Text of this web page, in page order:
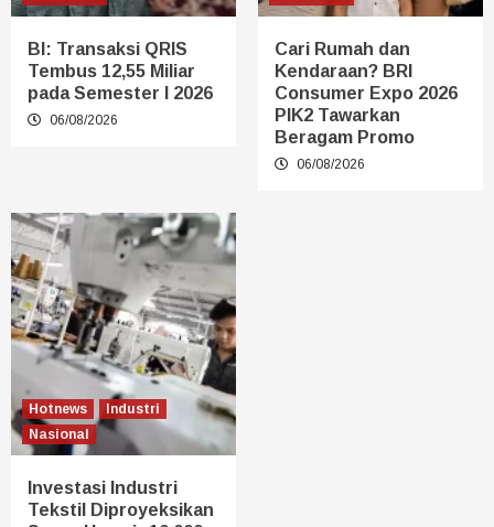
BI: Transaksi QRIS
Tembus 12,55 Miliar
pada Semester I 2026
06/08/2026
Cari Rumah dan
Kendaraan? BRI
Consumer Expo 2026
PIK2 Tawarkan
Beragam Promo
06/08/2026
Hotnews
Industri
Nasional
Investasi Industri
Tekstil Diproyeksikan